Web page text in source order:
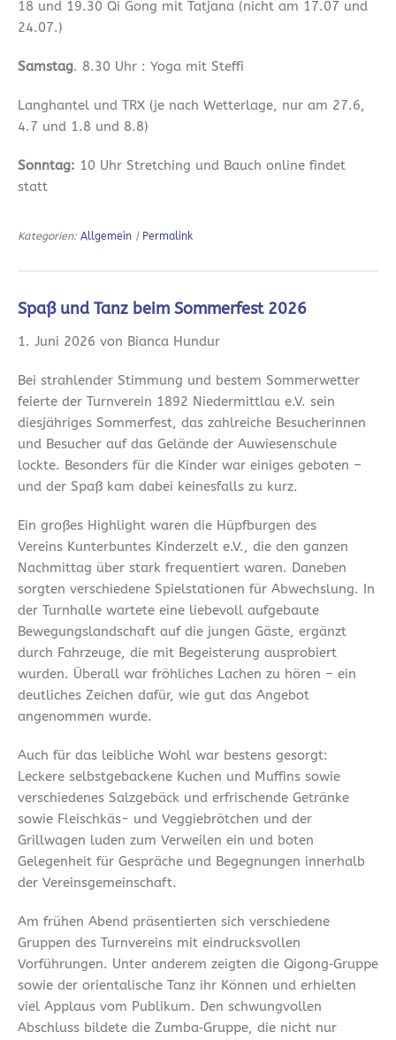
18 und 19.30 Qi Gong mit Tatjana (nicht am 17.07 und
24.07.)
Samstag. 8.30 Uhr : Yoga mit Steffi
Langhantel und TRX (je nach Wetterlage, nur am 27.6,
4.7 und 1.8 und 8.8)
Sonntag: 10 Uhr Stretching und Bauch online findet
statt
Kategorien: Allgemein | Permalink
Spaß und Tanz beim Sommerfest 2026
1. Juni 2026 von Bianca Hundur
Bei strahlender Stimmung und bestem Sommerwetter
feierte der Turnverein 1892 Niedermittlau e.V. sein
diesjähriges Sommerfest, das zahlreiche Besucherinnen
und Besucher auf das Gelände der Auwiesenschule
lockte. Besonders für die Kinder war einiges geboten –
und der Spaß kam dabei keinesfalls zu kurz.
Ein großes Highlight waren die Hüpfburgen des
Vereins Kunterbuntes Kinderzelt e.V., die den ganzen
Nachmittag über stark frequentiert waren. Daneben
sorgten verschiedene Spielstationen für Abwechslung. In
der Turnhalle wartete eine liebevoll aufgebaute
Bewegungslandschaft auf die jungen Gäste, ergänzt
durch Fahrzeuge, die mit Begeisterung ausprobiert
wurden. Überall war fröhliches Lachen zu hören – ein
deutliches Zeichen dafür, wie gut das Angebot
angenommen wurde.
Auch für das leibliche Wohl war bestens gesorgt:
Leckere selbstgebackene Kuchen und Muffins sowie
verschiedenes Salzgebäck und erfrischende Getränke
sowie Fleischkäs- und Veggiebrötchen und der
Grillwagen luden zum Verweilen ein und boten
Gelegenheit für Gespräche und Begegnungen innerhalb
der Vereinsgemeinschaft.
Am frühen Abend präsentierten sich verschiedene
Gruppen des Turnvereins mit eindrucksvollen
Vorführungen. Unter anderem zeigten die Qigong‑Gruppe
sowie der orientalische Tanz ihr Können und erhielten
viel Applaus vom Publikum. Den schwungvollen
Abschluss bildete die Zumba‑Gruppe, die nicht nur